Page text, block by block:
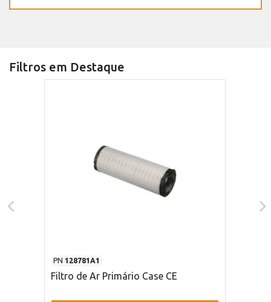
Filtros em Destaque
PN 128781A1
Filtro de Ar Primário Case CE